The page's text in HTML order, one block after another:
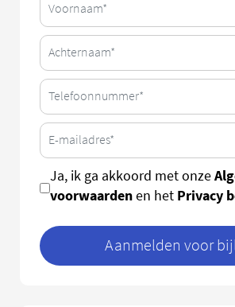
Ja, ik ga akkoord met onze
voorwaardenen het Privacy
Aanmelden voor